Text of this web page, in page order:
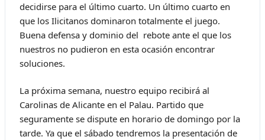
decidirse para el último cuarto. Un último cuarto en
que los Ilicitanos dominaron totalmente el juego.
Buena defensa y dominio del rebote ante el que los
nuestros no pudieron en esta ocasión encontrar
soluciones.
La próxima semana, nuestro equipo recibirá al
Carolinas de Alicante en el Palau. Partido que
seguramente se dispute en horario de domingo por la
tarde. Ya que el sábado tendremos la presentación de